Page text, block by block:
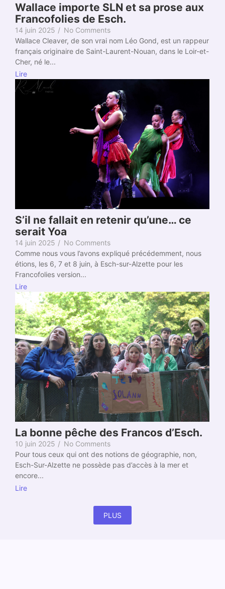
Wallace importe SLN et sa prose aux
Francofolies de Esch.
14 juin 2025 / No Comments
Wallace Cleaver, de son vrai nom Léo Gond, est un rappeur
français originaire de Saint-Laurent-Nouan, dans le Loir-et-
Cher, né le...
Lire
S’il ne fallait en retenir qu’une… ce
serait Yoa
14 juin 2025 / No Comments
Comme nous vous l’avons expliqué précédemment, nous
étions, les 6, 7 et 8 juin, à Esch-sur-Alzette pour les
Francofolies version...
Lire
La bonne pêche des Francos d’Esch.
10 juin 2025 / No Comments
Pour tous ceux qui ont des notions de géographie, non,
Esch-Sur-Alzette ne possède pas d’accès à la mer et
encore...
Lire
PLUS